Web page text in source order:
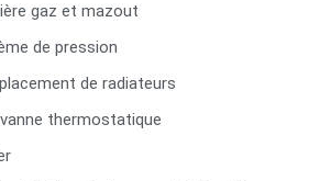
gaz et mazout
de pression
de radiateurs
thermostatique